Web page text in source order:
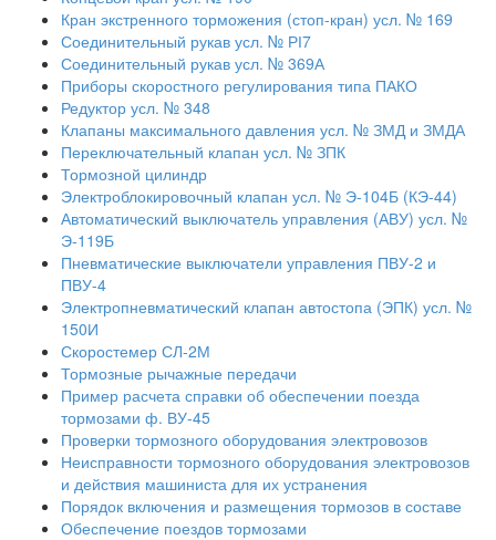
Кран экстренного торможения (стоп-кран) усл. № 169
Соединительный рукав усл. № РІ7
Соединительный рукав усл. № 369А
Приборы скоростного регулирования типа ПАКО
Редуктор усл. № 348
Клапаны максимального давления усл. № ЗМД и ЗМДА
Переключательный клапан усл. № ЗПК
Тормозной цилиндр
Электроблокировочный клапан усл. № Э-104Б (КЭ-44)
Автоматический выключатель управления (АВУ) усл. №
Э-119Б
Пневматические выключатели управления ПВУ-2 и
ПВУ-4
Электропневматический клапан автостопа (ЭПК) усл. №
150И
Скоростемер СЛ-2М
Тормозные рычажные передачи
Пример расчета справки об обеспечении поезда
тормозами ф. ВУ-45
Проверки тормозного оборудования электровозов
Неисправности тормозного оборудования электровозов
и действия машиниста для их устранения
Порядок включения и размещения тормозов в составе
Обеспечение поездов тормозами